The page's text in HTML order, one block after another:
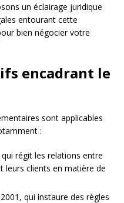
un éclairage juridique
entourant cette
bien négocier votre
encadrant le
sont applicables
:
régit les relations entre
leurs clients en matière de
qui instaure des règles